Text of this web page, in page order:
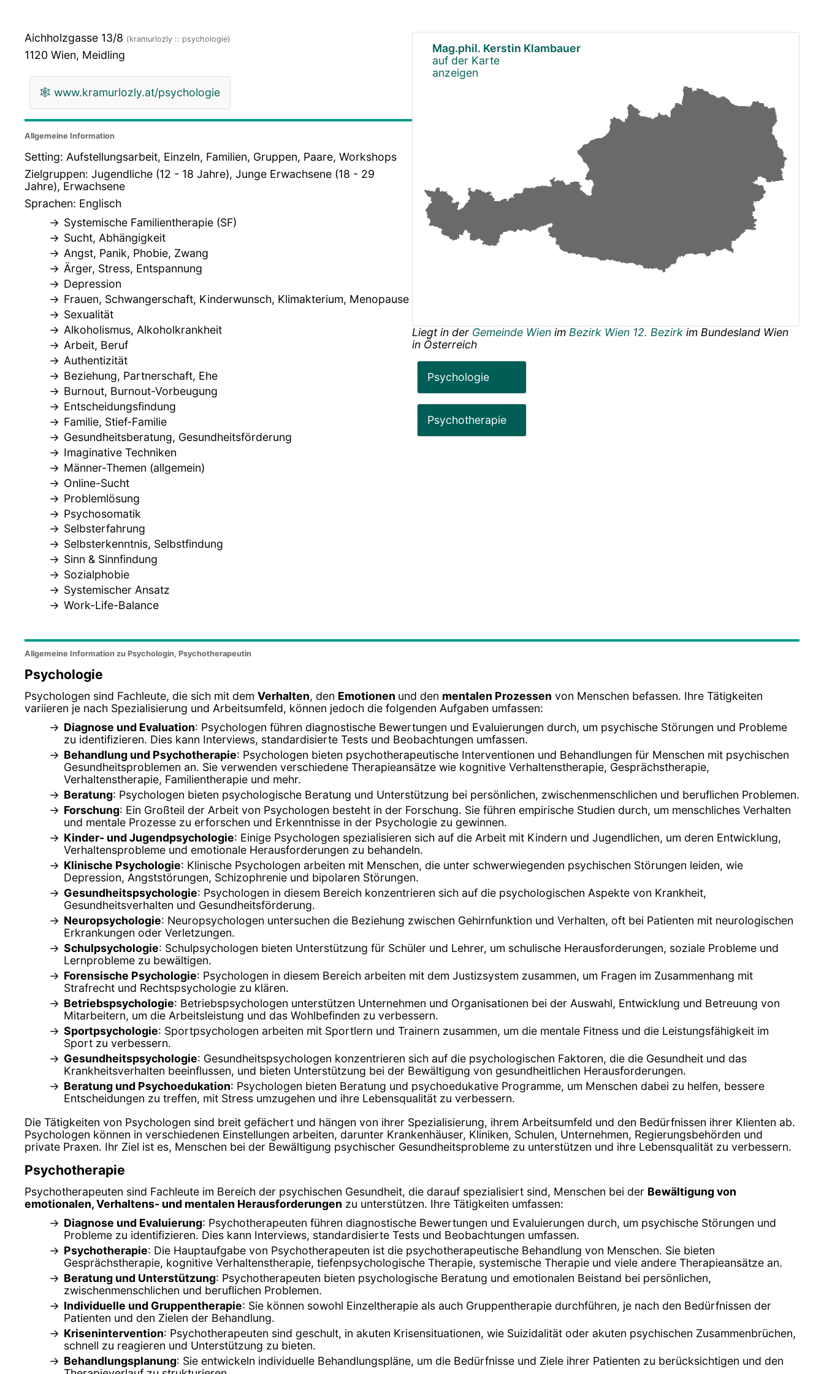
Aichholzgasse 13/8 (kramurlozly :: psychologie)
1120 Wien, Meidling
🕸 www.kramurlozly.at/psychologie
Allgemeine Information
Setting: Aufstellungsarbeit, Einzeln, Familien, Gruppen, Paare, Workshops
Zielgruppen: Jugendliche (12 - 18 Jahre), Junge Erwachsene (18 - 29
Jahre), Erwachsene
Sprachen: Englisch
Systemische Familientherapie (SF)
Sucht, Abhängigkeit
Angst, Panik, Phobie, Zwang
Ärger, Stress, Entspannung
Depression
Frauen, Schwangerschaft, Kinderwunsch, Klimakterium, Menopause
Sexualität
Alkoholismus, Alkoholkrankheit
Arbeit, Beruf
Authentizität
Beziehung, Partnerschaft, Ehe
Burnout, Burnout-Vorbeugung
Entscheidungsfindung
Familie, Stief-Familie
Gesundheitsberatung, Gesundheitsförderung
Imaginative Techniken
Männer-Themen (allgemein)
Online-Sucht
Problemlösung
Psychosomatik
Selbsterfahrung
Selbsterkenntnis, Selbstfindung
Sinn & Sinnfindung
Sozialphobie
Systemischer Ansatz
Work-Life-Balance
Mag.phil. Kerstin Klambauer
auf der Karte
anzeigen
Liegt in der Gemeinde Wien im Bezirk Wien 12. Bezirk im Bundesland Wien
in Österreich
Psychologie
Psychotherapie
Allgemeine Information zu Psychologin, Psychotherapeutin
Psychologie
Psychologen sind Fachleute, die sich mit dem Verhalten, den Emotionen und den mentalen Prozessen von Menschen befassen. Ihre Tätigkeiten
variieren je nach Spezialisierung und Arbeitsumfeld, können jedoch die folgenden Aufgaben umfassen:
Diagnose und Evaluation: Psychologen führen diagnostische Bewertungen und Evaluierungen durch, um psychische Störungen und Probleme
zu identifizieren. Dies kann Interviews, standardisierte Tests und Beobachtungen umfassen.
Behandlung und Psychotherapie: Psychologen bieten psychotherapeutische Interventionen und Behandlungen für Menschen mit psychischen
Gesundheitsproblemen an. Sie verwenden verschiedene Therapieansätze wie kognitive Verhaltenstherapie, Gesprächstherapie,
Verhaltenstherapie, Familientherapie und mehr.
Beratung: Psychologen bieten psychologische Beratung und Unterstützung bei persönlichen, zwischenmenschlichen und beruflichen Problemen.
Forschung: Ein Großteil der Arbeit von Psychologen besteht in der Forschung. Sie führen empirische Studien durch, um menschliches Verhalten
und mentale Prozesse zu erforschen und Erkenntnisse in der Psychologie zu gewinnen.
Kinder- und Jugendpsychologie: Einige Psychologen spezialisieren sich auf die Arbeit mit Kindern und Jugendlichen, um deren Entwicklung,
Verhaltensprobleme und emotionale Herausforderungen zu behandeln.
Klinische Psychologie: Klinische Psychologen arbeiten mit Menschen, die unter schwerwiegenden psychischen Störungen leiden, wie
Depression, Angststörungen, Schizophrenie und bipolaren Störungen.
Gesundheitspsychologie: Psychologen in diesem Bereich konzentrieren sich auf die psychologischen Aspekte von Krankheit,
Gesundheitsverhalten und Gesundheitsförderung.
Neuropsychologie: Neuropsychologen untersuchen die Beziehung zwischen Gehirnfunktion und Verhalten, oft bei Patienten mit neurologischen
Erkrankungen oder Verletzungen.
Schulpsychologie: Schulpsychologen bieten Unterstützung für Schüler und Lehrer, um schulische Herausforderungen, soziale Probleme und
Lernprobleme zu bewältigen.
Forensische Psychologie: Psychologen in diesem Bereich arbeiten mit dem Justizsystem zusammen, um Fragen im Zusammenhang mit
Strafrecht und Rechtspsychologie zu klären.
Betriebspsychologie: Betriebspsychologen unterstützen Unternehmen und Organisationen bei der Auswahl, Entwicklung und Betreuung von
Mitarbeitern, um die Arbeitsleistung und das Wohlbefinden zu verbessern.
Sportpsychologie: Sportpsychologen arbeiten mit Sportlern und Trainern zusammen, um die mentale Fitness und die Leistungsfähigkeit im
Sport zu verbessern.
Gesundheitspsychologie: Gesundheitspsychologen konzentrieren sich auf die psychologischen Faktoren, die die Gesundheit und das
Krankheitsverhalten beeinflussen, und bieten Unterstützung bei der Bewältigung von gesundheitlichen Herausforderungen.
Beratung und Psychoedukation: Psychologen bieten Beratung und psychoedukative Programme, um Menschen dabei zu helfen, bessere
Entscheidungen zu treffen, mit Stress umzugehen und ihre Lebensqualität zu verbessern.
Die Tätigkeiten von Psychologen sind breit gefächert und hängen von ihrer Spezialisierung, ihrem Arbeitsumfeld und den Bedürfnissen ihrer Klienten ab.
Psychologen können in verschiedenen Einstellungen arbeiten, darunter Krankenhäuser, Kliniken, Schulen, Unternehmen, Regierungsbehörden und
private Praxen. Ihr Ziel ist es, Menschen bei der Bewältigung psychischer Gesundheitsprobleme zu unterstützen und ihre Lebensqualität zu verbessern.
Psychotherapie
Psychotherapeuten sind Fachleute im Bereich der psychischen Gesundheit, die darauf spezialisiert sind, Menschen bei der Bewältigung von
emotionalen, Verhaltens- und mentalen Herausforderungen zu unterstützen. Ihre Tätigkeiten umfassen:
Diagnose und Evaluierung: Psychotherapeuten führen diagnostische Bewertungen und Evaluierungen durch, um psychische Störungen und
Probleme zu identifizieren. Dies kann Interviews, standardisierte Tests und Beobachtungen umfassen.
Psychotherapie: Die Hauptaufgabe von Psychotherapeuten ist die psychotherapeutische Behandlung von Menschen. Sie bieten
Gesprächstherapie, kognitive Verhaltenstherapie, tiefenpsychologische Therapie, systemische Therapie und viele andere Therapieansätze an.
Beratung und Unterstützung: Psychotherapeuten bieten psychologische Beratung und emotionalen Beistand bei persönlichen,
zwischenmenschlichen und beruflichen Problemen.
Individuelle und Gruppentherapie: Sie können sowohl Einzeltherapie als auch Gruppentherapie durchführen, je nach den Bedürfnissen der
Patienten und den Zielen der Behandlung.
Krisenintervention: Psychotherapeuten sind geschult, in akuten Krisensituationen, wie Suizidalität oder akuten psychischen Zusammenbrüchen,
schnell zu reagieren und Unterstützung zu bieten.
Behandlungsplanung: Sie entwickeln individuelle Behandlungspläne, um die Bedürfnisse und Ziele ihrer Patienten zu berücksichtigen und den